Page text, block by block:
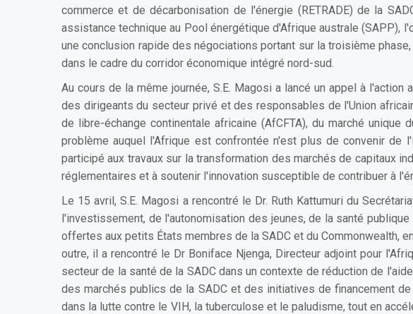
commerce et de décarbonisation de l'énergie (RETRADE) de la
assistance technique au Pool énergétique d'Afrique australe (SAPP),
une conclusion rapide des négociations portant sur la troisième
dans le cadre du corridor économique intégré nord-sud.
Au cours de la même journée, S.E. Magosi a lancé un appel à
des dirigeants du secteur privé et des responsables de l'Union
de libre-échange continentale africaine (AfCFTA), du marché
problème auquel l'Afrique est confrontée n'est plus de convenir
participé aux travaux sur la transformation des marchés de capitaux
réglementaires et à soutenir l'innovation susceptible de contribuer à
Le 15 avril, S.E. Magosi a rencontré le Dr. Ruth Kattumuri du
l'investissement, de l'autonomisation des jeunes, de la santé
offertes aux petits États membres de la SADC et du Commonwealth,
outre, il a rencontré le Dr Boniface Njenga, Directeur adjoint pour
secteur de la santé de la SADC dans un contexte de réduction de
des marchés publics de la SADC et des initiatives de financement
dans la lutte contre le VIH, la tuberculose et le paludisme, tout en